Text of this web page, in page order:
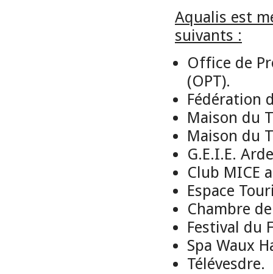
Aqualis est
suivants :
Office de
(OPT).
Fédération
Maison du
Maison du
G.E.I.E.
Club MICE
Espace
Chambre
Festival du
Spa Waux
Télévesdre.